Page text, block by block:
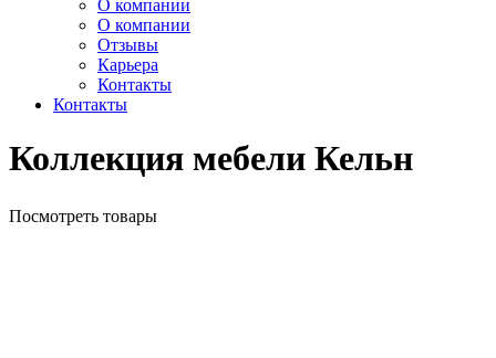
О компании
О компании
Отзывы
Карьера
Контакты
Контакты
Коллекция мебели Кельн
Посмотреть товары